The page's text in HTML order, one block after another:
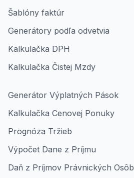
Šablóny faktúr
Generátory podľa odvetvia
Kalkulačka DPH
Kalkulačka Čistej Mzdy
Generátor Výplatných Pások
Kalkulačka Cenovej Ponuky
Prognóza Tržieb
Výpočet Dane z Príjmu
Daň z Príjmov Právnických Osôb